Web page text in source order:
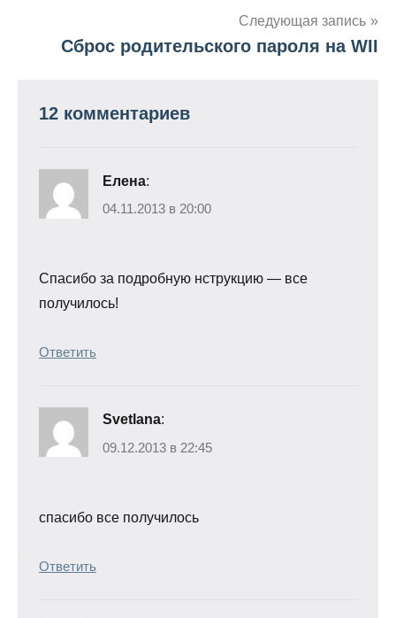
Следующая запись
Сброс родительского пароля на WII
12 комментариев
Елена:
04.11.2013 в 20:00
Спасибо за подробную нструкцию — все
получилось!
Ответить
Svetlana:
09.12.2013 в 22:45
спасибо все получилось
Ответить